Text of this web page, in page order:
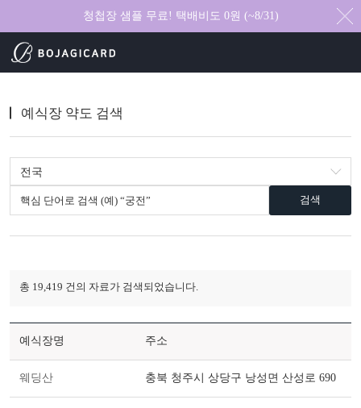
청첩장 샘플 무료! 택배비도 0원 (~8/31)
예식장 약도 검색
검색
총 19,419 건의 자료가 검색되었습니다.
예식장명 주소
웨딩산 충북 청주시 상당구 낭성면 산성로 690